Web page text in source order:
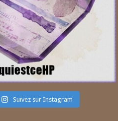
Suivez sur Instagram